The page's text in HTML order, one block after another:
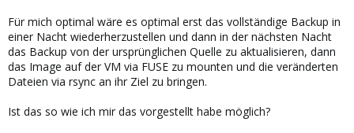
Für mich optimal wäre es optimal erst das vollständige Backup in
einer Nacht wiederherzustellen und dann in der nächsten Nacht
das Backup von der ursprünglichen Quelle zu aktualisieren, dann
das Image auf der VM via FUSE zu mounten und die veränderten
Dateien via rsync an ihr Ziel zu bringen.
Ist das so wie ich mir das vorgestellt habe möglich?